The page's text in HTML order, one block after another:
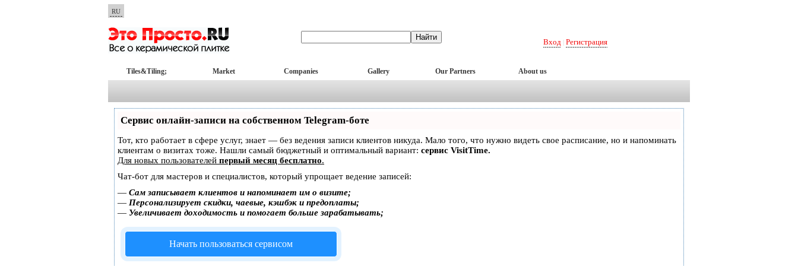
RU
Вход Регистрация
Tiles&Tiling; Market Companies Gallery Our Partners About us
Сервис онлайн-записи на собственном Telegram-боте
Тот, кто работает в сфере услуг, знает — без ведения записи клиентов никуда. Мало того, что нужно видеть свое расписание, но и напоминать
клиентам о визитах тоже. Нашли самый бюджетный и оптимальный вариант: сервис VisitTime.
Для новых пользователей первый месяц бесплатно.
Чат-бот для мастеров и специалистов, который упрощает ведение записей:
— Сам записывает клиентов и напоминает им о визите;
— Персонализирует скидки, чаевые, кэшбэк и предоплаты;
— Увеличивает доходимость и помогает больше зарабатывать;
Начать пользоваться сервисом